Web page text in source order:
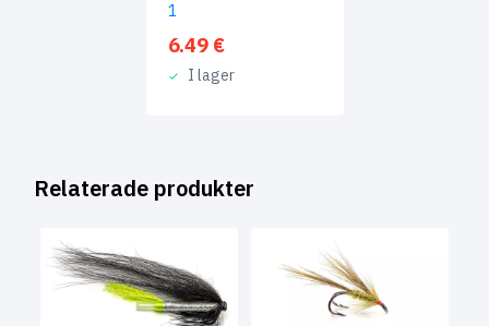
1
6.49 €
I lager
Relaterade produkter